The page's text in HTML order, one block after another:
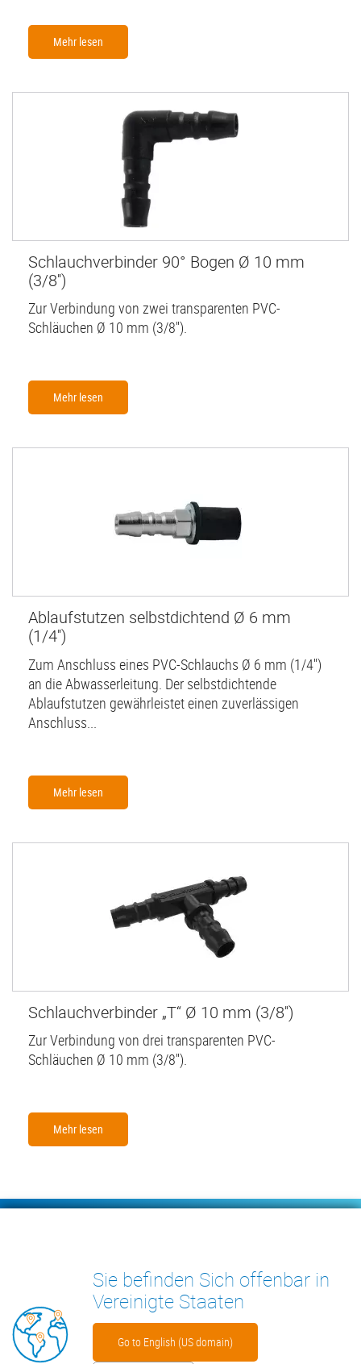
Mehr lesen
Schlauchverbinder 90° Bogen Ø 10 mm
(3/8'')
Zur Verbindung von zwei transparenten PVC-
Schläuchen Ø 10 mm (3/8'').
Mehr lesen
Ablaufstutzen selbstdichtend Ø 6 mm
(1/4'')
Zum Anschluss eines PVC-Schlauchs Ø 6 mm (1/4'')
an die Abwasserleitung. Der selbstdichtende
Ablaufstutzen gewährleistet einen zuverlässigen
Anschluss...
Mehr lesen
Schlauchverbinder „T“ Ø 10 mm (3/8'')
Zur Verbindung von drei transparenten PVC-
Schläuchen Ø 10 mm (3/8'').
Mehr lesen
KONDENSATPUMPEN
MESSGERÄTE
INSIGHTS
KONTAKT
Sie befinden Sich offenbar in
Vereinigte Staaten
Go to English (US domain)